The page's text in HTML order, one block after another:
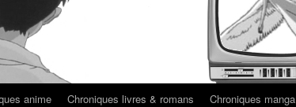
anime Chroniques livres & romans Chroniques manga